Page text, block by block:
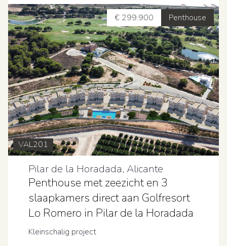
Penthouse
€ 299.900
VAL201
Pilar de la Horadada, Alicante
Penthouse met zeezicht en 3
slaapkamers direct aan Golfresort
Lo Romero in Pilar de la Horadada
Kleinschalig project